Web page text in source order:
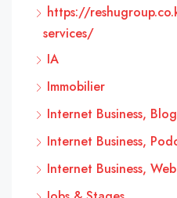
https://
services/
IA
Immobilier
Internet Business,
Internet Business,
Internet Business,